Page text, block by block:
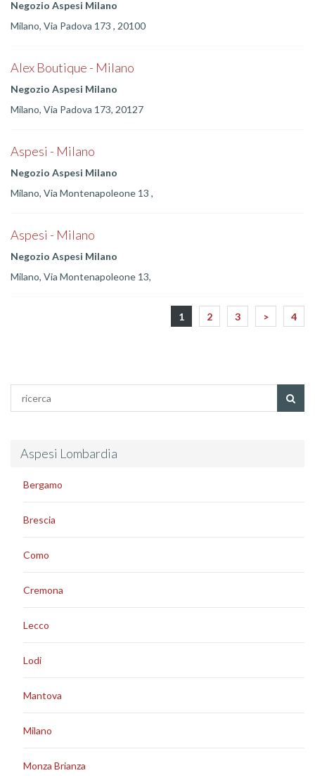
Negozio Aspesi Milano
Milano, Via Padova 173 , 20100
Alex Boutique - Milano
Negozio Aspesi Milano
Milano, Via Padova 173, 20127
Aspesi - Milano
Negozio Aspesi Milano
Milano, Via Montenapoleone 13 ,
Aspesi - Milano
Negozio Aspesi Milano
Milano, Via Montenapoleone 13,
1 2 3 > 4
Aspesi Lombardia
Bergamo
Brescia
Como
Cremona
Lecco
Lodi
Mantova
Milano
Monza Brianza